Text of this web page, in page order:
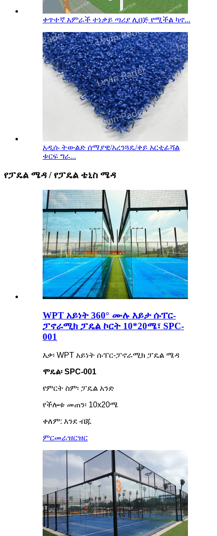
ቀጥተኛ አምራች ተነቃይ ጣሪያ ሊበጅ የሚችል ካኖ...
አዲሱ ትውልድ ሰማያዊ/አረንጓዴ/ቀይ አርቲፊሻል
ቱርፍ ግራ...
የፓዴል ሜዳ / የፓዴል ቴኒስ ሜዳ
WPT አይነት 360° ሙሉ እይታ ሱፐር-
ፓኖራሚክ ፓዴል ኮርት 10*20ሜ፣ SPC-
001
እቃ፡ WPT አይነት ሱፐር-ፓኖራሚክ ፓዴል ሜዳ
ሞዴል፡ SPC-001
የምርት ስም፡ ፓዴል አንድ
የችሎቱ መጠን፡ 10x20ሜ
ቀለም: እንደ ብጁ
ምርመራዝርዝር